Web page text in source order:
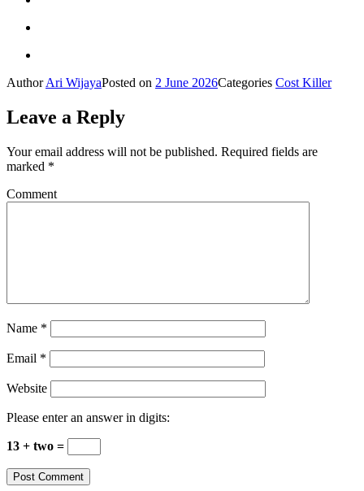
AuthorAri WijayaPosted on 2 June 2026Categories Cost Killer
Leave a Reply
Your email address will not be published. Required fields are
marked *
Comment
Name *
Email *
Website
Please enter an answer in digits:
13 + two =